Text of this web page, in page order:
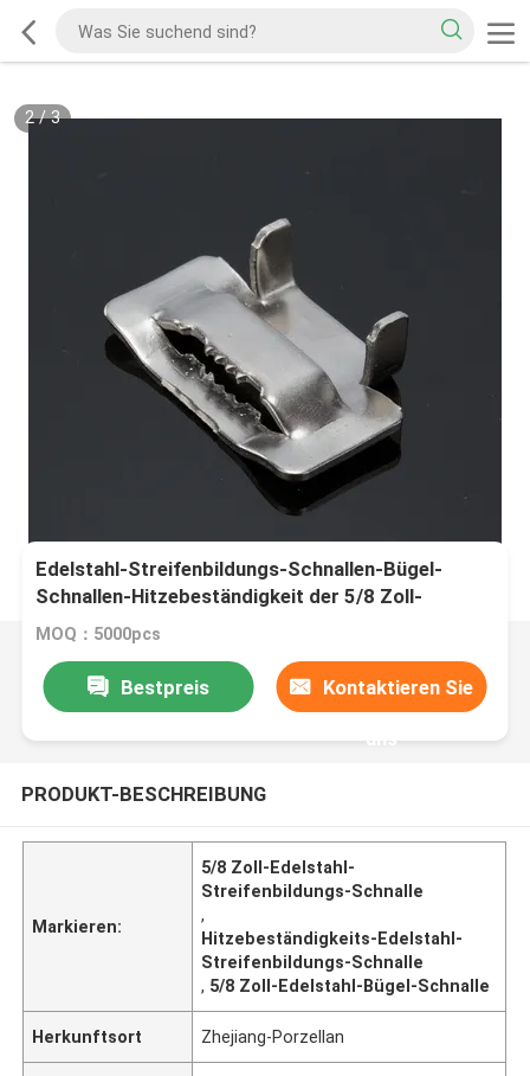
2/3
Edelstahl-Streifenbildungs-Schnallen-Bügel-
Schnallen-Hitzebeständigkeit der 5/8 Zoll-
Breiten-304
MOQ：5000pcs
Bestpreis Kontaktieren Sie
uns
PRODUKT-BESCHREIBUNG
Markieren:
5/8 Zoll-Edelstahl-
Streifenbildungs-Schnalle
,
Hitzebeständigkeits-Edelstahl-
Streifenbildungs-Schnalle
, 5/8 Zoll-Edelstahl-Bügel-Schnalle
Herkunftsort Zhejiang-Porzellan